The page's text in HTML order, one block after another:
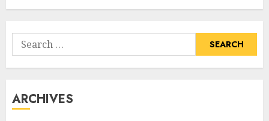
Tumbuhan
Search
for:
ARCHIVES